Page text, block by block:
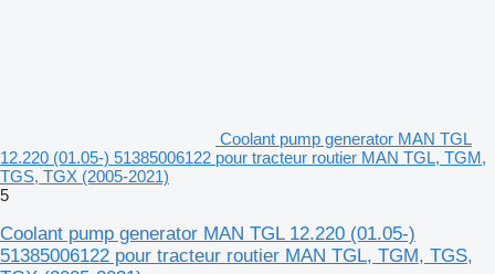
Coolant pump generator MAN TGL
12.220 (01.05-) 51385006122 pour tracteur routier MAN TGL, TGM,
TGS, TGX (2005-2021)
5
Coolant pump generator MAN TGL 12.220 (01.05-)
51385006122 pour tracteur routier MAN TGL, TGM, TGS,